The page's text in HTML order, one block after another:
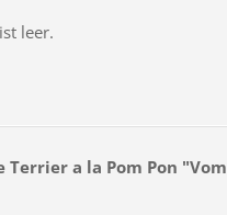
leer.
Terrier a la Pom Pon "Vom